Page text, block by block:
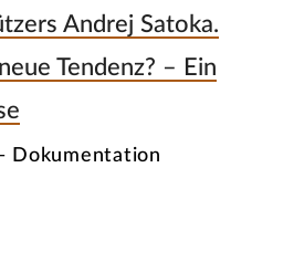
Andrej Satoka.
Tendenz? – Ein
Dokumentation